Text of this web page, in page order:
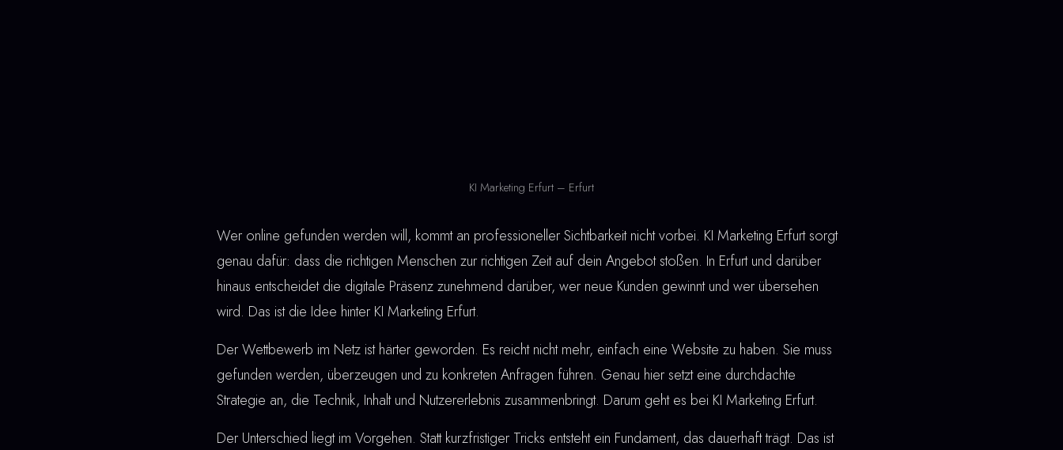
KI Marketing Erfurt – Erfurt
Wer online gefunden werden will, kommt an professioneller Sichtbarkeit nicht vorbei. KI Marketing Erfurt sorgt
genau dafür: dass die richtigen Menschen zur richtigen Zeit auf dein Angebot stoßen. In Erfurt und darüber
hinaus entscheidet die digitale Präsenz zunehmend darüber, wer neue Kunden gewinnt und wer übersehen
wird. Das ist die Idee hinter KI Marketing Erfurt.
Der Wettbewerb im Netz ist härter geworden. Es reicht nicht mehr, einfach eine Website zu haben. Sie muss
gefunden werden, überzeugen und zu konkreten Anfragen führen. Genau hier setzt eine durchdachte
Strategie an, die Technik, Inhalt und Nutzererlebnis zusammenbringt. Darum geht es bei KI Marketing Erfurt.
Der Unterschied liegt im Vorgehen. Statt kurzfristiger Tricks entsteht ein Fundament, das dauerhaft trägt. Das ist